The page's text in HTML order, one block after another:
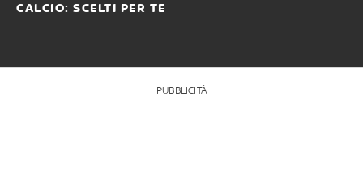
CALCIO: SCELTI PER TE
PUBBLICITÀ